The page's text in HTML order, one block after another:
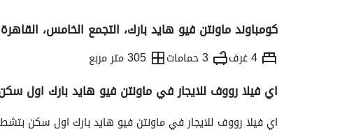
كومباوند ماونتن فيو هايد بارك، التجمع الخامس،
4 غرف 3 حمامات 305 متر مربع
الاتجاهات والمؤشرات
اي فيلا رووف للايجار في ماونتن فيو هايد بارك اول
اي فيلا رووف للايجار في ماونتن فيو هايد بارك اول سكن